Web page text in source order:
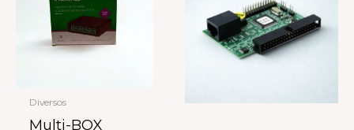
Diversos
Multi-BOX